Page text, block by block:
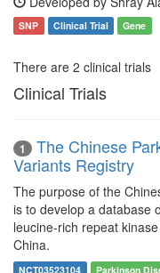
SNP Clinical Trial Gene
There are 2 clinical trials
Clinical Trials
1
The Chinese
Variants Registry
The purpose of the
is to develop a database
leucine-rich repeat
China.
NCT03523104 Parkinson